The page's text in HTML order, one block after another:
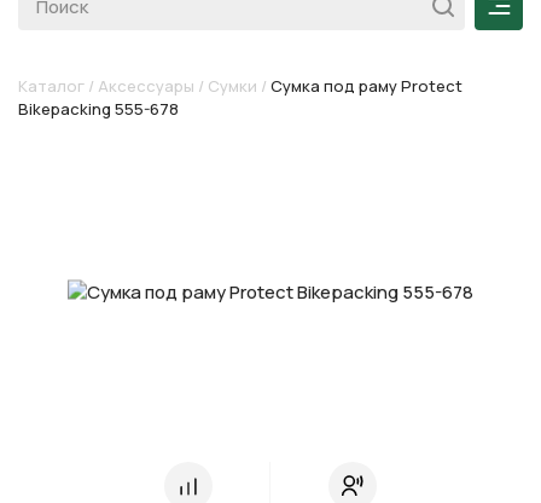
Каталог / Аксессуары / Сумки / Cумка под раму Protect
Bikepacking 555-678